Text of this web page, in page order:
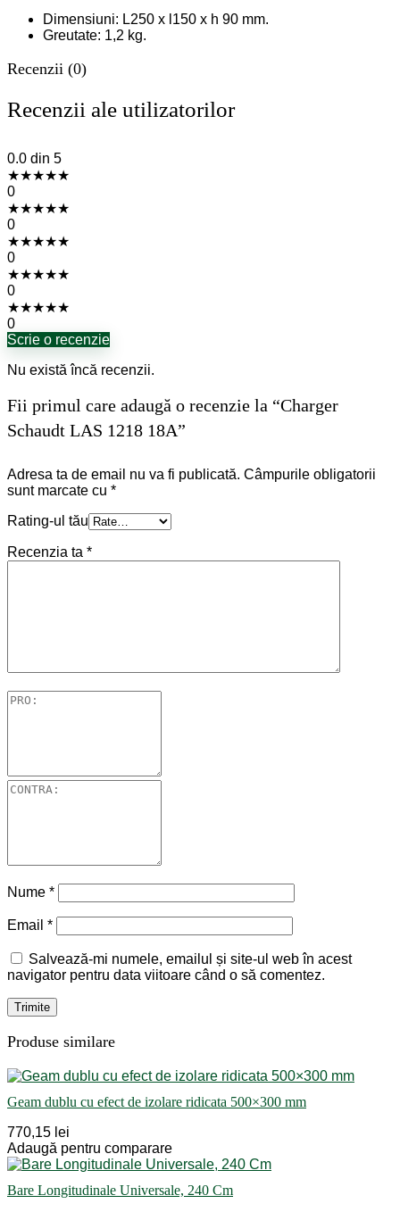
Dimensiuni: L250 x l150 x h 90 mm.
Greutate: 1,2 kg.
Recenzii (0)
Recenzii ale utilizatorilor
0.0 din 5
★★★★★
0
★★★★★
0
★★★★★
0
★★★★★
0
★★★★★
0
Scrie o recenzie
Nu există încă recenzii.
Fii primul care adaugă o recenzie la “Charger
Schaudt LAS 1218 18A”
Adresa ta de email nu va fi publicată. Câmpurile obligatorii
sunt marcate cu *
Rating-ul tău
Recenzia ta *
Nume *
Email *
Salvează-mi numele, emailul și site-ul web în acest
navigator pentru data viitoare când o să comentez.
Produse similare
Geam dublu cu efect de izolare ridicata 500×300 mm
770,15 lei
Adaugă pentru comparare
Bare Longitudinale Universale, 240 Cm